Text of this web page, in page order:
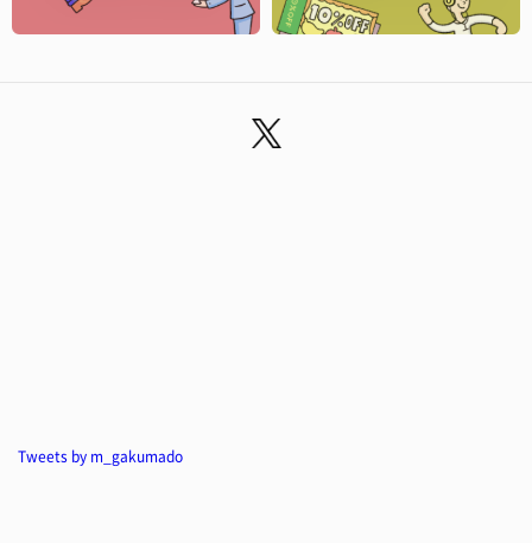
Tweets by m_gakumado